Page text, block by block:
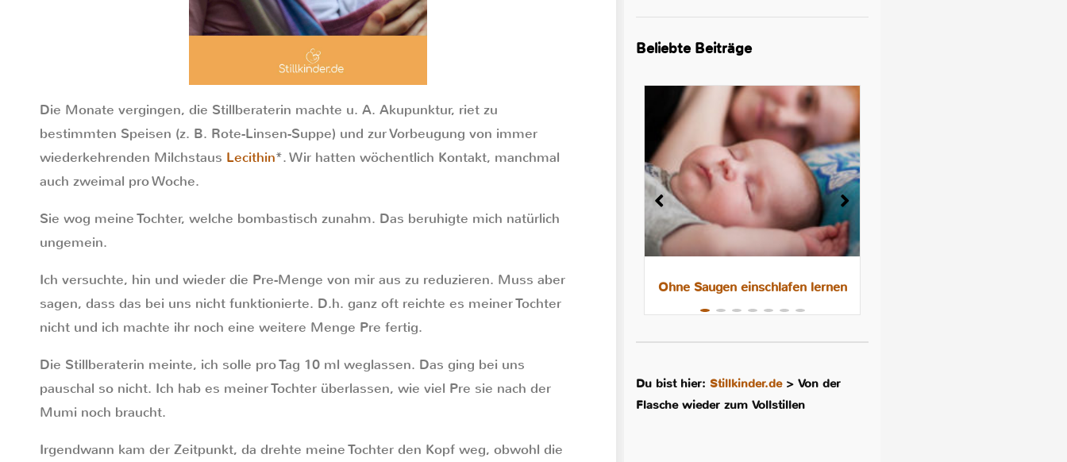
Die Monate vergingen, die Stillberaterin machte u. A. Akupunktur, riet zu
bestimmten Speisen (z. B. Rote-Linsen-Suppe) und zur Vorbeugung von immer
wiederkehrenden Milchstaus Lecithin*. Wir hatten wöchentlich Kontakt, manchmal
auch zweimal pro Woche.
Sie wog meine Tochter, welche bombastisch zunahm. Das beruhigte mich natürlich
ungemein.
Ich versuchte, hin und wieder die Pre-Menge von mir aus zu reduzieren. Muss aber
sagen, dass das bei uns nicht funktionierte. D.h. ganz oft reichte es meiner Tochter
nicht und ich machte ihr noch eine weitere Menge Pre fertig.
Die Stillberaterin meinte, ich solle pro Tag 10 ml weglassen. Das ging bei uns
pauschal so nicht. Ich hab es meiner Tochter überlassen, wie viel Pre sie nach der
Mumi noch braucht.
Irgendwann kam der Zeitpunkt, da drehte meine Tochter den Kopf weg, obwohl die
Beliebte Beiträge
8 Tipps für leichtere Nächte mit
dem Stillkind
Ohne Saugen einschlafen lernen
Du bist hier:Stillkinder.de>Von der
Flasche wieder zum Vollstillen